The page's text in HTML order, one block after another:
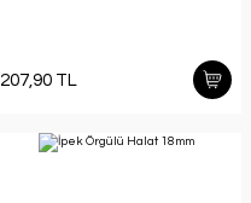
207,90 TL